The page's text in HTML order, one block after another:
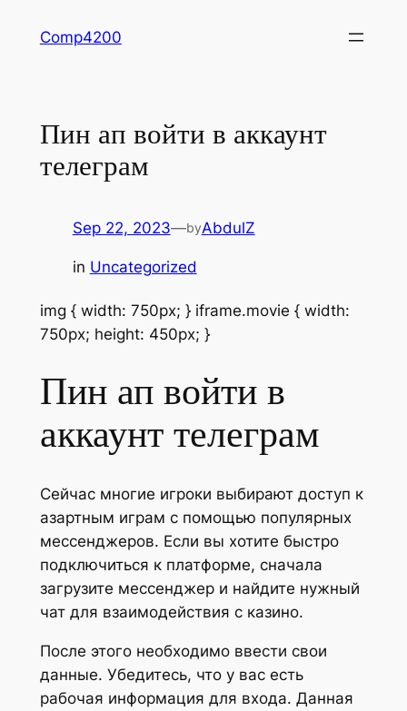
Comp4200
Пин ап войти в аккаунт
телеграм
Sep 22, 2023—byAbdulZ
in Uncategorized
img { width: 750px; } iframe.movie { width:
750px; height: 450px; }
Пин ап войти в
аккаунт телеграм
Сейчас многие игроки выбирают доступ к
азартным играм с помощью популярных
мессенджеров. Если вы хотите быстро
подключиться к платформе, сначала
загрузите мессенджер и найдите нужный
чат для взаимодействия с казино.
После этого необходимо ввести свои
данные. Убедитесь, что у вас есть
рабочая информация для входа. Данная